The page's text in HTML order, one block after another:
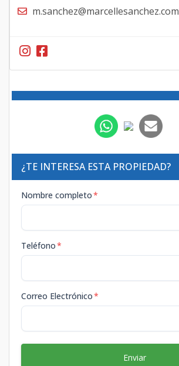
m.sanchez@marcellesanchez.com
¿TE INTERESA ESTA PROPIEDAD?
Nombre completo*
Teléfono*
Correo Electrónico*
Enviar